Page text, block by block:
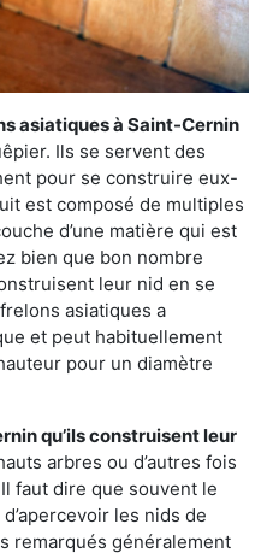
asiatiques à Saint-Cernin
Ils se servent des
pour se construire eux-
est composé de multiples
d’une matière qui est
bien que bon nombre
leur nid en se
asiatiques a
et peut habituellement
pour un diamètre
qu’ils construisent leur
arbres ou d’autres fois
faut dire que souvent le
les nids de
remarqués généralement